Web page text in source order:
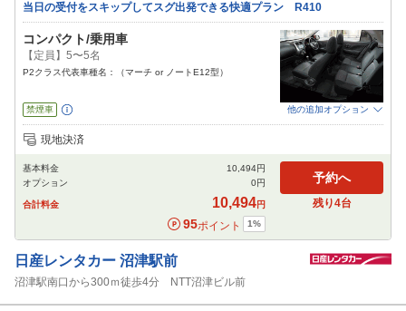
当日の受付をスキップしてスグ出発できる快適プラン R410
コンパクト/乗用車
【定員】5〜5名
P2クラス代表車種名：（マーチ or ノートE12型）
禁煙車 他の追加オプション
追加可能オプション
カーナビ
現地決済
基本料金 10,494円
オプション
0円
合計料金 10,494円
95ポイント 1%
予約へ
残り4台
日産レンタカー 沼津駅前
沼津駅南口から300ｍ徒歩4分 NTT沼津ビル前